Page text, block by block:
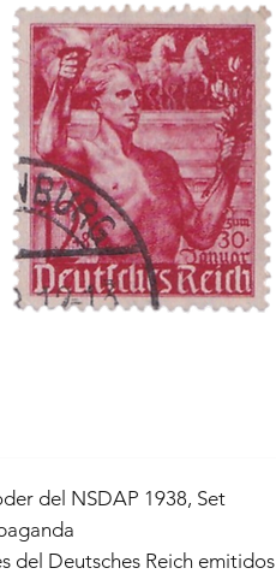
del NSDAP 1938, Set
del Deutsches Reich emitidos